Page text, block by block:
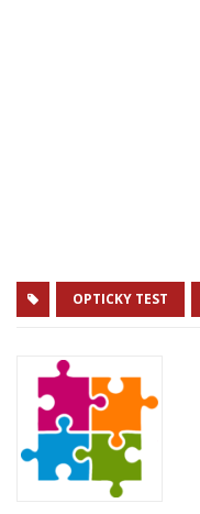
OPTICKY TEST